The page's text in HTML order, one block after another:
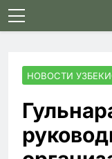
Skip
to
НОВОСТИ